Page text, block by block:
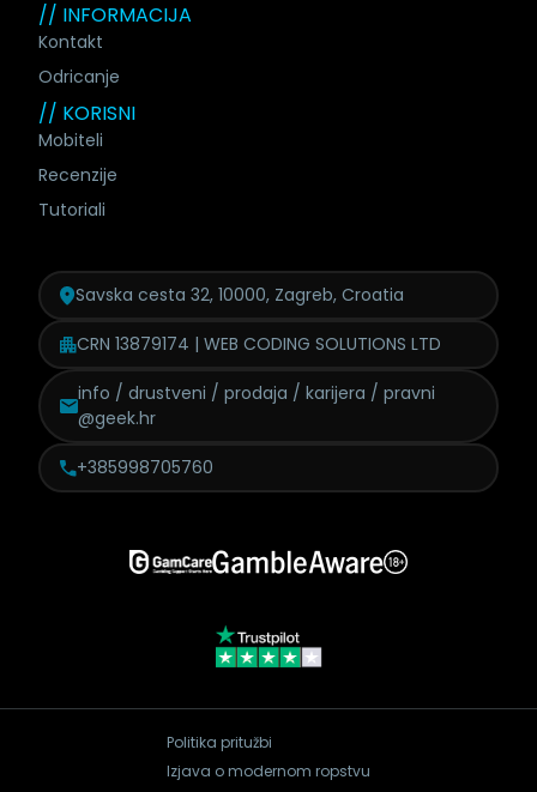
// INFORMACIJA
Kontakt
Odricanje
// KORISNI
Mobiteli
Recenzije
Tutoriali
Savska cesta 32, 10000, Zagreb, Croatia
CRN 13879174 | WEB CODING SOLUTIONS LTD
info / drustveni / prodaja / karijera / pravni
@geek.hr
+385998705760
Politika pritužbi
Izjava o modernom ropstvu